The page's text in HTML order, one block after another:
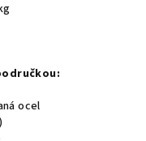
ocel